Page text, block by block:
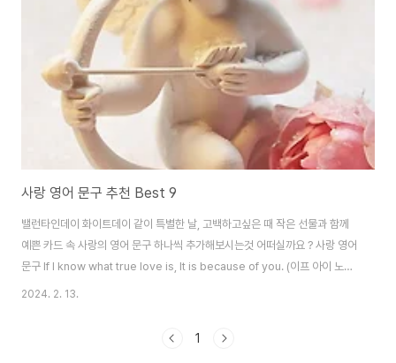
사랑 영어 문구 추천 Best 9
밸런타인데이 화이트데이 같이 특별한 날, 고백하고싶은 때 작은 선물과 함께
예쁜 카드 속 사랑의 영어 문구 하나씩 추가해보시는것 어떠실까요 ? 사랑 영어
문구 If I know what true love is, It is because of you. (이프 아이 노우
왓 투루 러브 이즈 잇 이즈 비코즈 오브 유) 제가 진정한 사랑이 무엇인지 알고
wht I am without you. (유 컴플릿 미, 아이엠 낫띵 왓 아이 엠 윗아웃 유) 당
2024. 2. 13.
1